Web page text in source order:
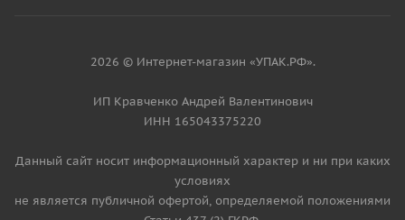
2026 © Интернет-магазин «УПАК.РФ».
ИП Кравченко Андрей Валентинович
ИНН 165043375220
Данный сайт носит информационный характер и ни при каких
условиях
не является публичной офертой, определяемой положениями